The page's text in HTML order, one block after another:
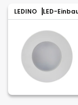
LEDINO LED-